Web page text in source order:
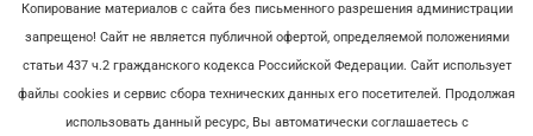
Копирование материалов с сайта без письменного разрешения администрации
запрещено! Сайт не является публичной офертой, определяемой положениями
статьи 437 ч.2 гражданского кодекса Российской Федерации. Сайт использует
файлы cookies и сервис сбора технических данных его посетителей. Продолжая
использовать данный ресурс, Вы автоматически соглашаетесь с